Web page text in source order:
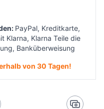
PayPal, Kreditkarte,
Klarna, Klarna Teile die
Banküberweisung
von 30 Tagen!